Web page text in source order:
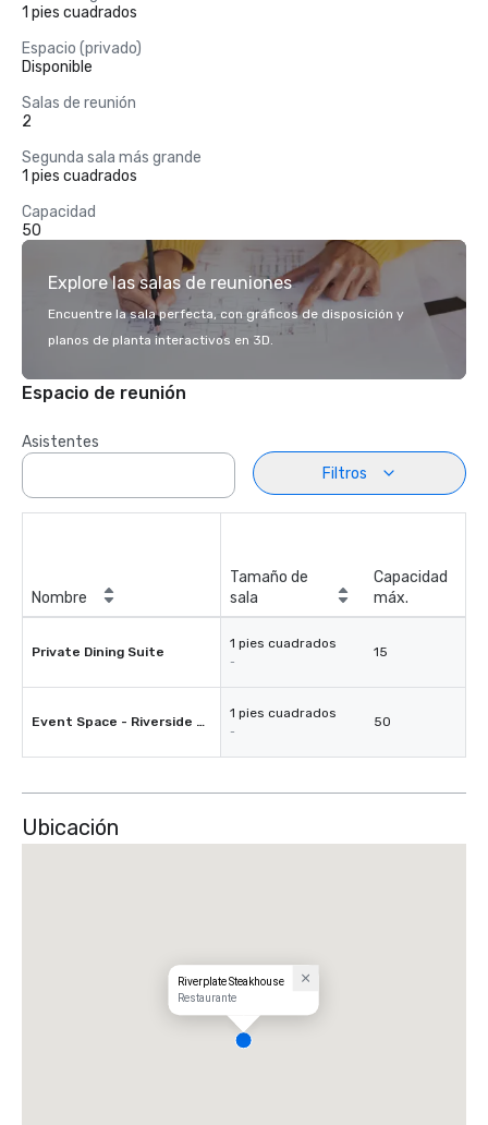
1 pies cuadrados
Espacio (privado)
Disponible
Salas de reunión
2
Segunda sala más grande
1 pies cuadrados
Capacidad
50
Explore las salas de reuniones
Encuentre la sala perfecta, con gráficos de disposición y
planos de planta interactivos en 3D.
Espacio de reunión
Asistentes
Filtros
Nombre
Tamaño de
sala
Capacidad
máx.
Private Dining Suite
1 pies cuadrados
-
15
Event Space - Riverside Area
1 pies cuadrados
-
50
Ubicación
Riverplate Steakhouse
Restaurante